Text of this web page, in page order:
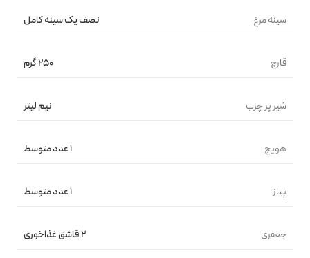
سینه مرغ نصف یک سینه کامل
قارچ ۲۵۰ گرم
شیر پر چرب نیم لیتر
هویج ۱ عدد متوسط
پیاز ۱ عدد متوسط
جعفری ۲ قاشق غذاخوری